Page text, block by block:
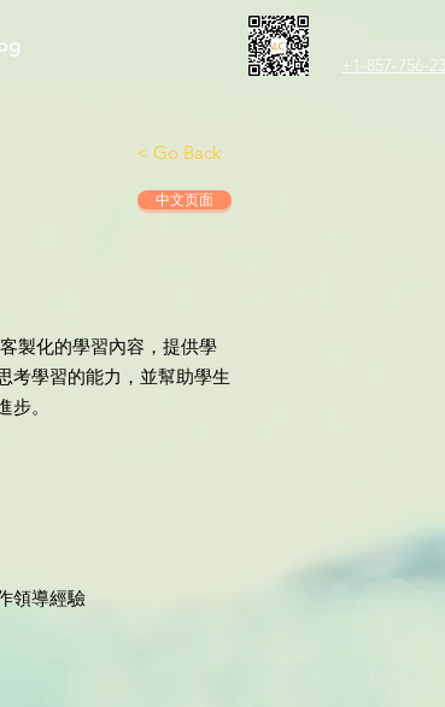
+1-857-756-
< Go Back
中文页面
製化的學習內容，提供學
考學習的能力，並幫助學生
。
領導經驗